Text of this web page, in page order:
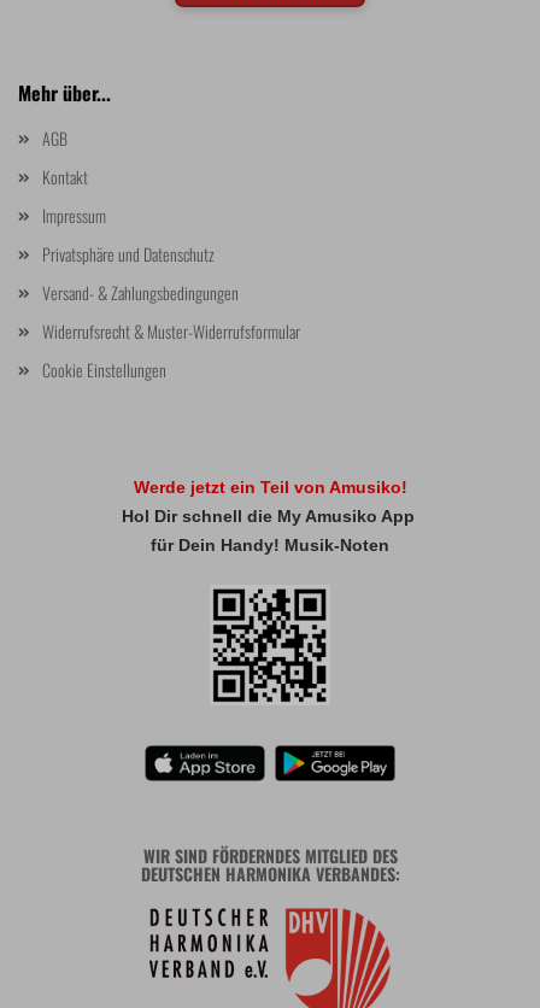
Mehr über...
AGB
Kontakt
Impressum
Privatsphäre und Datenschutz
Versand- & Zahlungsbedingungen
Widerrufsrecht & Muster-Widerrufsformular
Cookie Einstellungen
Werde jetzt ein Teil von Amusiko!
Hol Dir schnell die My Amusiko App
für Dein Handy! Musik-Noten
WIR SIND FÖRDERNDES MITGLIED DES
DEUTSCHEN HARMONIKA VERBANDES: